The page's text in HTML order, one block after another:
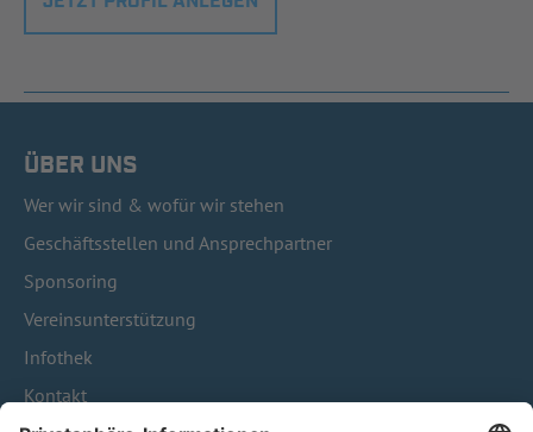
ÜBER UNS
Wer wir sind & wofür wir stehen
Geschäftsstellen und Ansprechpartner
Sponsoring
Vereinsunterstützung
Infothek
Kontakt